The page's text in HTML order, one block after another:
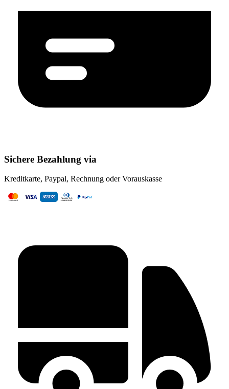
Sichere Bezahlung via
Kreditkarte, Paypal, Rechnung oder Vorauskasse